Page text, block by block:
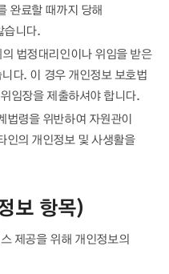
완료할 때까지 당해
습니다.
법정대리인이나 위임을 받은
다. 이 경우 개인정보 보호법
임장을 제출하셔야 합니다.
법령을 위반하여 자원관이
인의 개인정보 및 사생활을
보 항목)
제공을 위해 개인정보의